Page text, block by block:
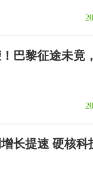
巴黎征途未竟
长提速 硬核